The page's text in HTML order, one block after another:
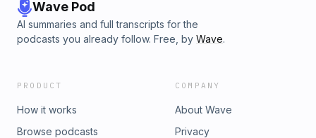
Wave Pod
AI summaries and full transcripts for the
podcasts you already follow. Free, by Wave.
PRODUCT
How it works
Browse podcasts
COMPANY
About Wave
Privacy